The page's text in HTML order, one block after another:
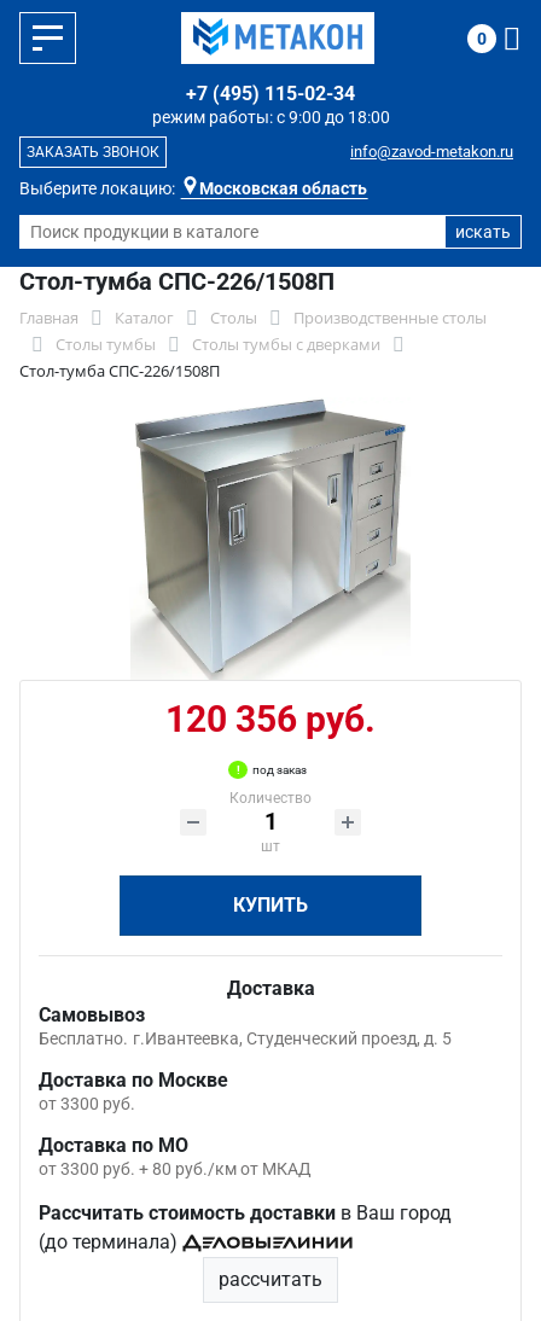
Выберите локацию: Московская область
режим работы: с 9:00 до 18:00
+7 (495) 115-02-34
info@zavod-metakon.ru
ЗАКАЗАТЬ ЗВОНОК
0
Стол-тумба СПС-226/1508П
Главная Каталог Столы
Производственные столы
Столы тумбы
Столы тумбы с дверками
Стол-тумба СПС-226/1508П
120 356 руб.
под заказ
Количество
шт
КУПИТЬ
Доставка
Самовывоз
Бесплатно. г.Ивантеевка, Студенческий проезд, д. 5
Доставка по Москве
от 3300 руб.
Доставка по МО
от 3300 руб. + 80 руб./км от МКАД
Рассчитать стоимость доставки в Ваш город
(до терминала)
рассчитать